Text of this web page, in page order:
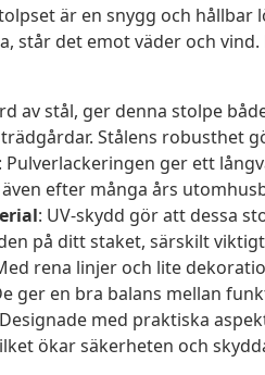
är en snygg och
står det emot väder och
av stål, ger denna stolpe
Stålens robusthet
: Pulverlackeringen ger ett
efter många års
: UV-skydd gör att dessa
på ditt staket, särskilt
rena linjer och lite
ger en bra balans mellan
med praktiska
ökar säkerheten och